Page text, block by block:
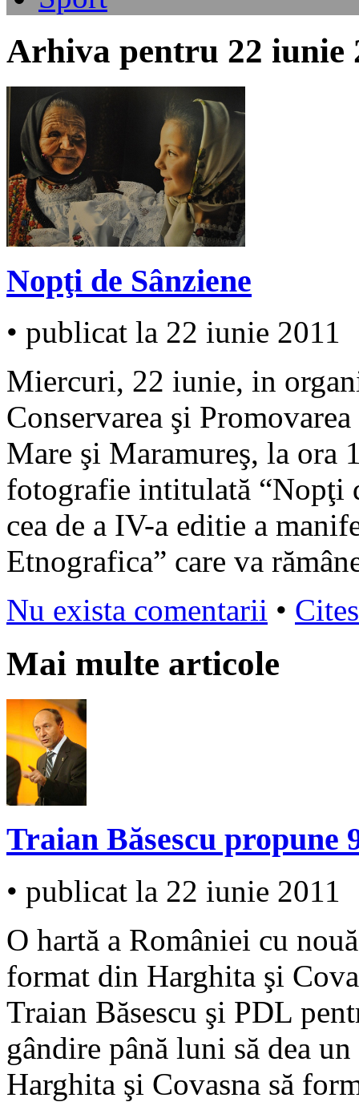
Arhiva pentru 22 iunie
Nopţi de Sânziene
• publicat la 22 iunie 2011
Miercuri, 22 iunie, in
Conservarea şi
Mare şi Maramureş, la ora
fotografie intitulată “Nopţi
cea de a IV-a editie a
Etnografica” care va
Nu exista comentarii •
Mai multe articole
Traian Băsescu propune
• publicat la 22 iunie 2011
O hartă a României cu
format din Harghita şi
Traian Băsescu şi PDL
gândire până luni să dea
Harghita şi Covasna să